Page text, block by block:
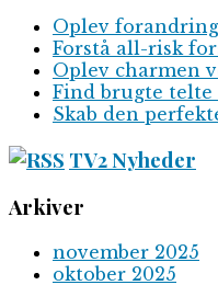
Oplev
Forstå all-risk
Oplev charmen
Find brugte
Skab den
TV2 Nyheder
Arkiver
november 2025
oktober 2025